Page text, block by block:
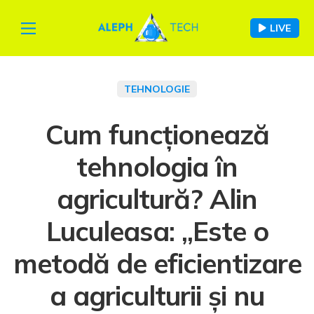
LIVE
TEHNOLOGIE
Cum funcționează
tehnologia în
agricultură? Alin
Luculeasa: „Este o
metodă de eficientizare
a agriculturii și nu